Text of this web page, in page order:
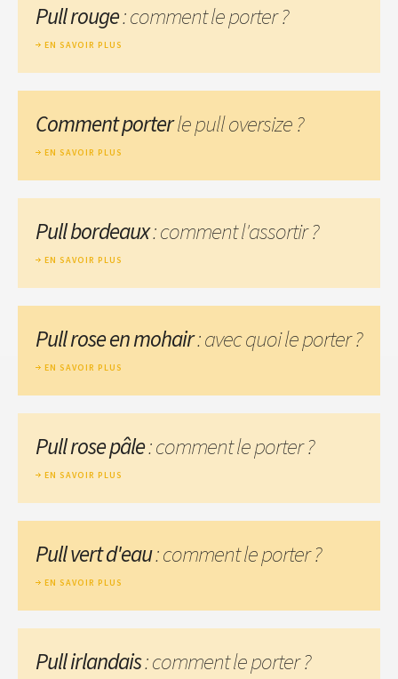
Pull rouge: comment le porter ?
EN SAVOIR PLUS
Comment porterle pull oversize ?
EN SAVOIR PLUS
Pull bordeaux: comment l'assortir ?
EN SAVOIR PLUS
Pull rose en mohair: avec quoi le porter ?
EN SAVOIR PLUS
Pull rose pâle: comment le porter ?
EN SAVOIR PLUS
Pull vert d'eau: comment le porter ?
EN SAVOIR PLUS
Pull irlandais: comment le porter ?